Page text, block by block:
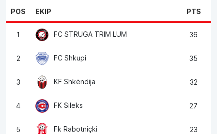
POS EKIP PTS
1 FC STRUGA TRIM LUM 36
2 FC Shkupi 35
3 KF Shkëndija 32
4 FK Sileks 27
5 Fk Rabotniçki 23